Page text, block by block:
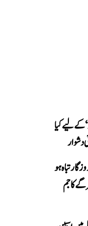
افغانستان نے ’عالمی کپ 2027‘ کے لیے کیا
دشوار
تباہ ہو
کا جم